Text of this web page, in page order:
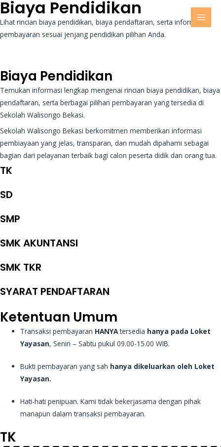
Biaya Pendidikan
Lihat rincian biaya pendidikan, biaya pendaftaran, serta informasi
pembayaran sesuai jenjang pendidikan pilihan Anda.
Biaya Pendidikan
Temukan informasi lengkap mengenai rincian biaya pendidikan, biaya
pendaftaran, serta berbagai pilihan pembayaran yang tersedia di
Sekolah Walisongo Bekasi.
Sekolah Walisongo Bekasi berkomitmen memberikan informasi
pembiayaan yang jelas, transparan, dan mudah dipahami sebagai
bagian dari pelayanan terbaik bagi calon peserta didik dan orang tua.
TK
SD
SMP
SMK AKUNTANSI
SMK TKR
SYARAT PENDAFTARAN
Ketentuan Umum
Transaksi pembayaran HANYAtersedia hanya pada Loket
Yayasan, Senin – Sabtu pukul 09.00-15.00 WIB.
Bukti pembayaran yang sah hanya dikeluarkan oleh Loket
Yayasan.
Hati-hati penipuan. Kami tidak bekerjasama dengan pihak
manapun dalam transaksi pembayaran.
TK